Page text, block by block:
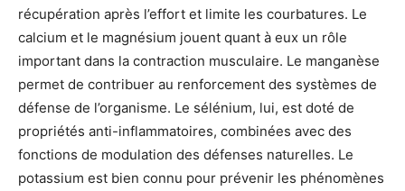
récupération après l’effort et limite les courbatures. Le
calcium et le magnésium jouent quant à eux un rôle
important dans la contraction musculaire. Le manganèse
permet de contribuer au renforcement des systèmes de
défense de l’organisme. Le sélénium, lui, est doté de
propriétés anti-inflammatoires, combinées avec des
fonctions de modulation des défenses naturelles. Le
potassium est bien connu pour prévenir les phénomènes